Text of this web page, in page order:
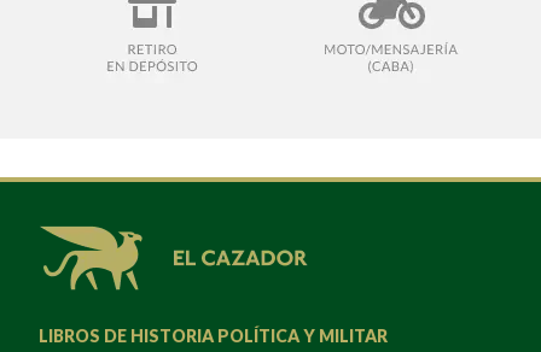
LIBROS DE HISTORIA POLÍTICA Y MILITAR